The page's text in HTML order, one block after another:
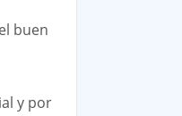
buen
y por